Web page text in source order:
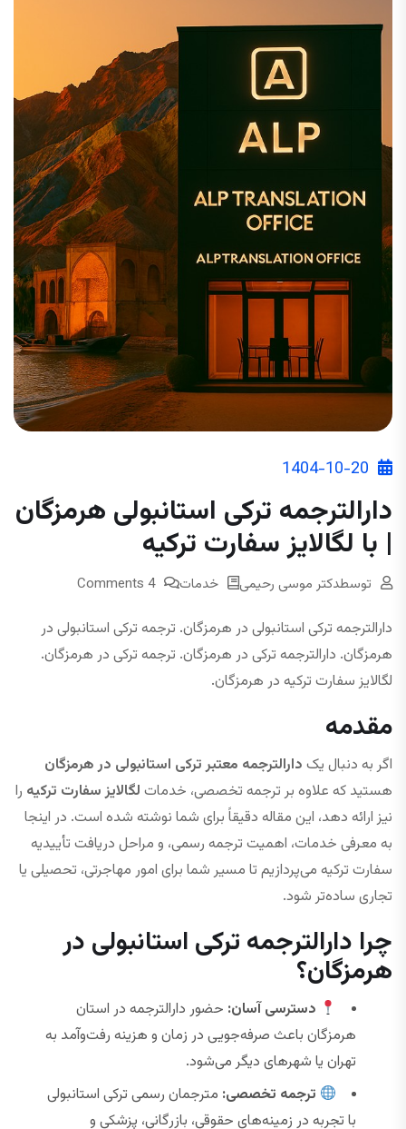
1404-10-20
دارالترجمه ترکی استانبولی هرمزگان
| با لگالایز سفارت ترکیه
توسطدکتر موسی رحیمی خدمات 4 Comments
دارالترجمه ترکی استانبولی در هرمزگان. ترجمه ترکی استانبولی در
هرمزگان. دارالترجمه ترکی در هرمزگان. ترجمه ترکی در هرمزگان.
لگالایز سفارت ترکیه در هرمزگان.
مقدمه
اگر به دنبال یک دارالترجمه معتبر ترکی استانبولی در هرمزگان
هستید که علاوه بر ترجمه تخصصی، خدمات لگالایز سفارت ترکیه را
نیز ارائه دهد، این مقاله دقیقاً برای شما نوشته شده است. در اینجا
به معرفی خدمات، اهمیت ترجمه رسمی، و مراحل دریافت تأییدیه
سفارت ترکیه می‌پردازیم تا مسیر شما برای امور مهاجرتی، تحصیلی یا
تجاری ساده‌تر شود.
چرا دارالترجمه ترکی استانبولی در
هرمزگان؟
دسترسی آسان: حضور دارالترجمه در استان
هرمزگان باعث صرفه‌جویی در زمان و هزینه رفت‌وآمد به
تهران یا شهرهای دیگر می‌شود.
ترجمه تخصصی: مترجمان رسمی ترکی استانبولی
با تجربه در زمینه‌های حقوقی، بازرگانی، پزشکی و